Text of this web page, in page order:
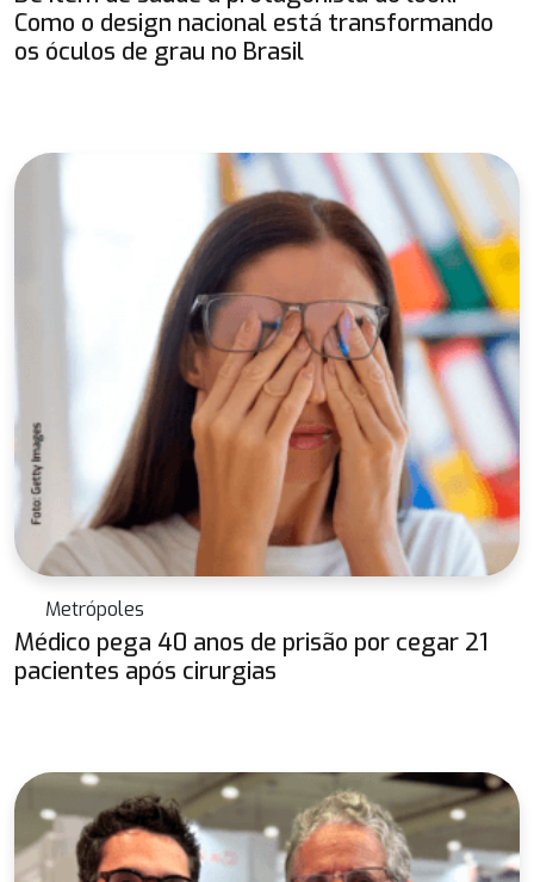
Como o design nacional está transformando
os óculos de grau no Brasil
Metrópoles
Médico pega 40 anos de prisão por cegar 21
pacientes após cirurgias